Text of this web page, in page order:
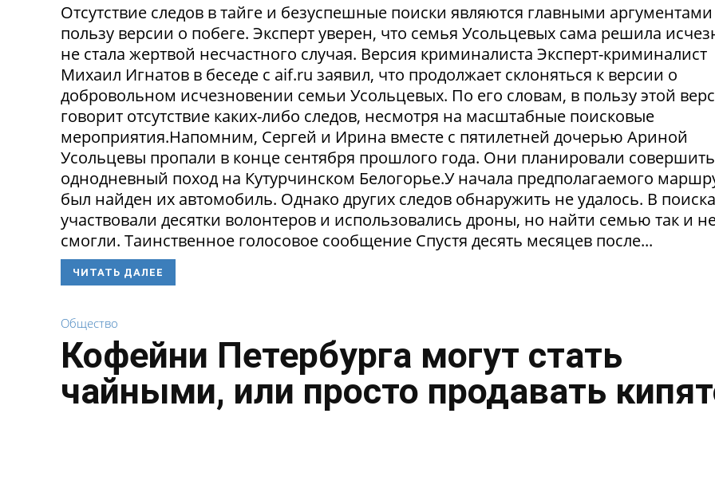
Отсутствие следов в тайге и безуспешные поиски являются главными
пользу версии о побеге. Эксперт уверен, что семья Усольцевых сама решила
не стала жертвой несчастного случая. Версия криминалиста Эксперт-криминалист
Михаил Игнатов в беседе с aif.ru заявил, что продолжает склоняться к версии о
добровольном исчезновении семьи Усольцевых. По его словам, в пользу этой
говорит отсутствие каких-либо следов, несмотря на масштабные поисковые
мероприятия.Напомним, Сергей и Ирина вместе с пятилетней дочерью Ариной
Усольцевы пропали в конце сентября прошлого года. Они планировали совершить
однодневный поход на Кутурчинском Белогорье.У начала предполагаемого
был найден их автомобиль. Однако других следов обнаружить не удалось. В
участвовали десятки волонтеров и использовались дроны, но найти семью так и
смогли. Таинственное голосовое сообщение Спустя десять месяцев после...
ЧИТАТЬ ДАЛЕЕ
Общество
Кофейни Петербурга могут стать
чайными, или просто продавать